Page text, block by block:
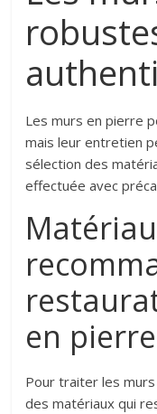
Les murs en pierre
mais leur entretien
sélection des
effectuée avec
en pierre
Pour traiter les
des matériaux qui